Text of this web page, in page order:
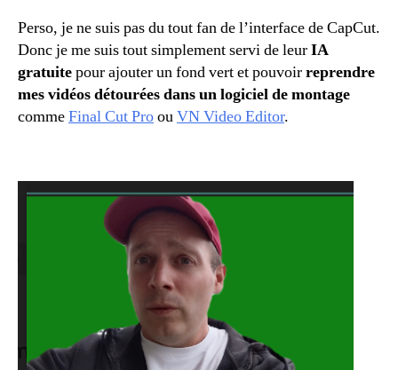
Perso, je ne suis pas du tout fan de l’interface de CapCut.
Donc je me suis tout simplement servi de leurIA
gratuitepour ajouter un fond vert et pouvoirreprendre
mes vidéos détourées dans un logiciel de montage
commeFinal Cut ProouVN Video Editor.